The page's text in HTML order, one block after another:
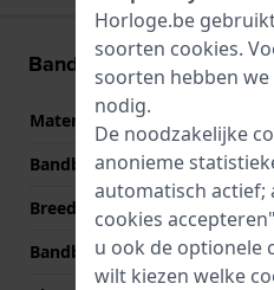
Band informatie
Materiaal Band
Bandbreedte
Breedte bandaanzet
Bandbreedte bij sluiting
Horloge.be
soorten cookies.
soorten hebben
nodig.
De noodzakelijke
anonieme
automatisch actief;
cookies
u ook de optionele
wilt kiezen welke